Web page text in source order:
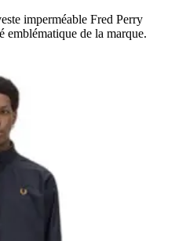
imperméable Fred Perry
emblématique de la marque.